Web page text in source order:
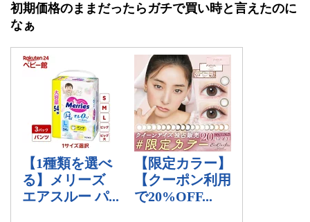
初期価格のままだったらガチで買い時と言えたのに
なぁ